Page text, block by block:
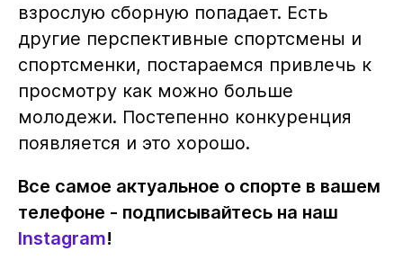
взрослую сборную попадает. Есть
другие перспективные спортсмены и
спортсменки, постараемся привлечь к
просмотру как можно больше
молодежи. Постепенно конкуренция
появляется и это хорошо.
Все самое актуальное о спорте в вашем
телефоне - подписывайтесь на наш
Instagram!